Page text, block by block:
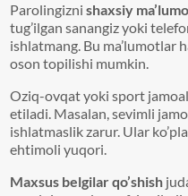
Parolingiznishaxsiy
tug’ilgan sanangiz yoki
ishlatmang. Bu
oson topilishi mumkin.
Oziq-ovqat yoki sport
etiladi. Masalan, sevimli
ishlatmaslik zarur. Ular
ehtimoli yuqori.
Maxsus belgilar qo’shish